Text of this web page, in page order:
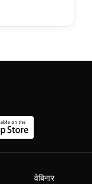
वेबिनार